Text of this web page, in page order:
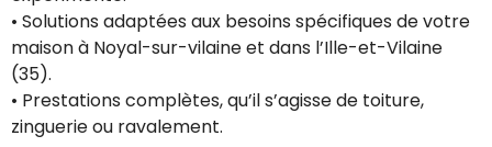
• Solutions adaptées aux besoins spécifiques de votre
maison à Noyal-sur-vilaine et dans l’Ille-et-Vilaine
(35).
• Prestations complètes, qu’il s’agisse de toiture,
zinguerie ou ravalement.